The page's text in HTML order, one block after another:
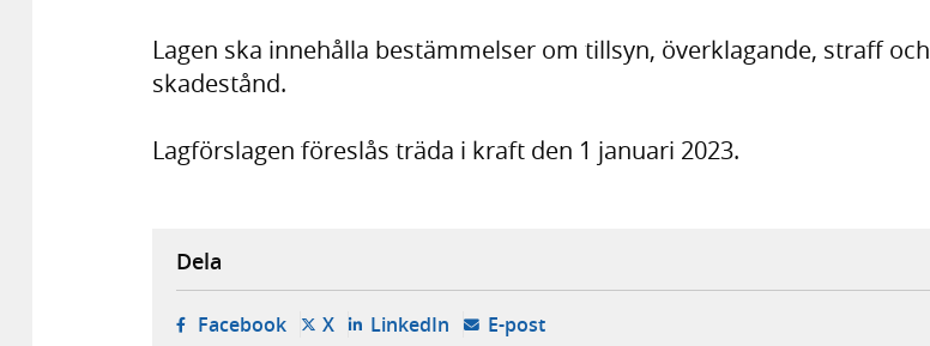
Lagen ska innehålla bestämmelser om tillsyn, överklagande, straff och
skadestånd.
Lagförslagen föreslås träda i kraft den 1 januari 2023.
Dela
Facebook- öppnas i ny flik, extern webbplats,
X- öppnas i ny flik, extern webbplats,
LinkedIn- öppnas i ny flik, extern webbplats,
E-post- öppnar din e-postklient,